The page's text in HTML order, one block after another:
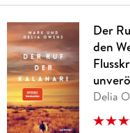
Der
den
Delia